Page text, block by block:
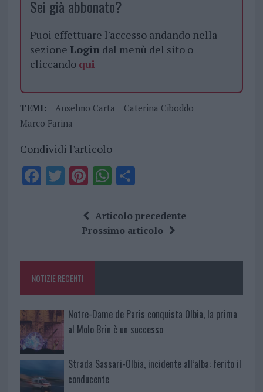
Sei già abbonato?
Puoi effettuare l'accesso andando nella
sezione Logindal menù del sito o
cliccando qui
TEMI: Anselmo Carta
Caterina Ciboddo
Marco Farina
Condividi l'articolo
F
o
k
T Pi
te
re
W
at
s
p
S
a
re
Articolo precedente
Prossimo articolo
NOTIZIE RECENTI
Notre-Dame de Paris conquista Olbia, la prima
al Molo Brin è un successo
Strada Sassari-Olbia, incidente all’alba: ferito il
conducente